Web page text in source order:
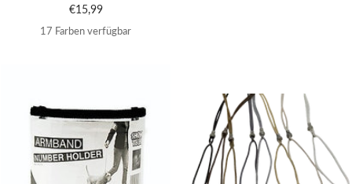
Angebotspreis
€15,99
17 Farben verfügbar